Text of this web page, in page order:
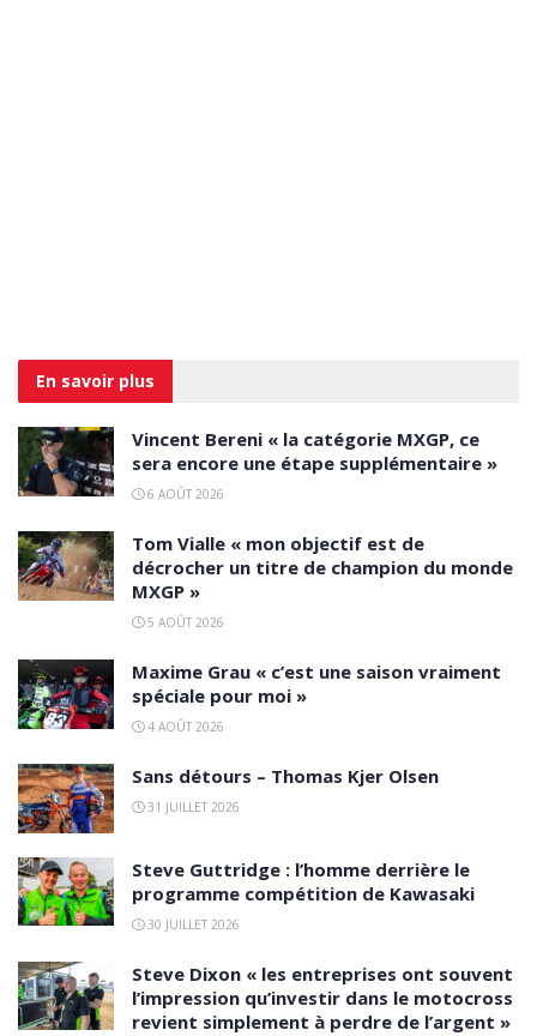
En savoir plus
Vincent Bereni « la catégorie MXGP, ce
sera encore une étape supplémentaire »
6 AOÛT 2026
Tom Vialle « mon objectif est de
décrocher un titre de champion du monde
MXGP »
5 AOÛT 2026
Maxime Grau « c’est une saison vraiment
spéciale pour moi »
4 AOÛT 2026
Sans détours – Thomas Kjer Olsen
31 JUILLET 2026
Steve Guttridge : l’homme derrière le
programme compétition de Kawasaki
30 JUILLET 2026
Steve Dixon « les entreprises ont souvent
l’impression qu’investir dans le motocross
revient simplement à perdre de l’argent »